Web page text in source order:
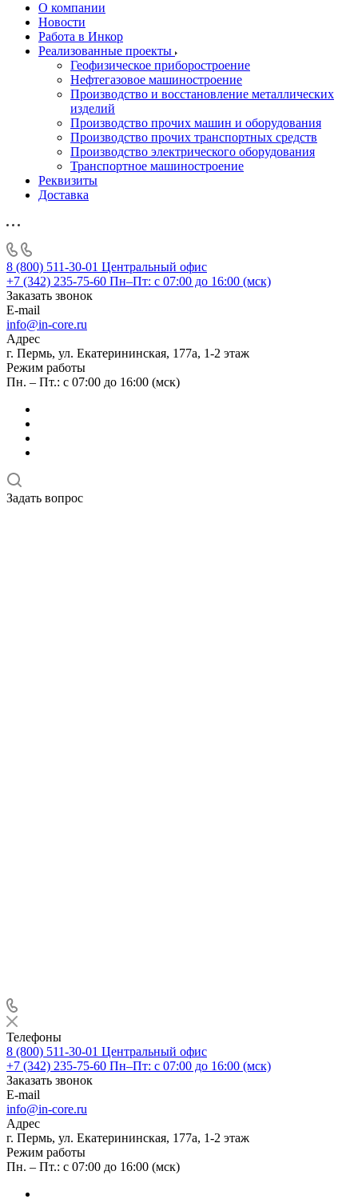
О компании
Новости
Работа в Инкор
Реализованные проекты
Геофизическое приборостроение
Нефтегазовое машиностроение
Производство и восстановление металлических
изделий
Производство прочих машин и оборудования
Производство прочих транспортных средств
Производство электрического оборудования
Транспортное машиностроение
Реквизиты
Доставка
8 (800) 511-30-01 Центральный офис
+7 (342) 235-75-60 Пн–Пт: с 07:00 до 16:00 (мск)
Заказать звонок
E-mail
info@in-core.ru
Адрес
г. Пермь, ул. ​Екатерининская, 177а, ​1-2 этаж
Режим работы
Пн. – Пт.: с 07:00 до 16:00 (мск)
Задать вопрос
Телефоны
8 (800) 511-30-01 Центральный офис
+7 (342) 235-75-60 Пн–Пт: с 07:00 до 16:00 (мск)
Заказать звонок
E-mail
info@in-core.ru
Адрес
г. Пермь, ул. ​Екатерининская, 177а, ​1-2 этаж
Режим работы
Пн. – Пт.: с 07:00 до 16:00 (мск)